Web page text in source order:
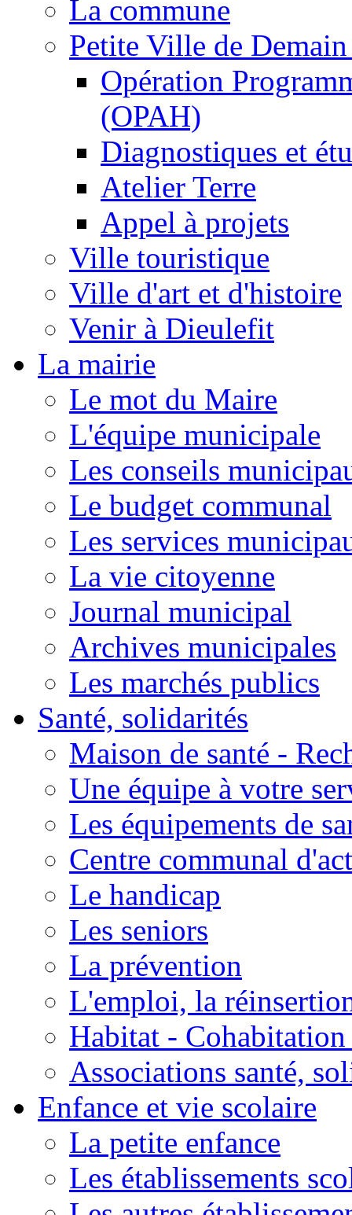
La commune
Petite Ville de
Opération
(OPAH)
Diagnostiques et
Atelier Terre
Appel à projets
Ville touristique
Ville d'art et d'histoire
Venir à Dieulefit
La mairie
Le mot du Maire
L'équipe municipale
Les conseils
Le budget communal
Les services
La vie citoyenne
Journal municipal
Archives municipales
Les marchés publics
Santé, solidarités
Maison de santé -
Une équipe à votre
Les équipements de
Centre communal
Le handicap
Les seniors
La prévention
L'emploi, la
Habitat -
Associations santé,
Enfance et vie scolaire
La petite enfance
Les établissements